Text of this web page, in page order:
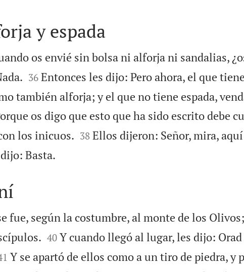
y espada
os envié sin bolsa ni alforja ni sandalias,

36 Entonces les dijo: Pero ahora, el que
también alforja; y el que no tiene espada,
os digo que esto que ha sido escrito debe
los inicuos.
38 Ellos dijeron: Señor, mira,
Basta.
fue, según la costumbre, al monte de los

40 Y cuando llegó al lugar, les dijo:
Y se apartó de ellos como a un tiro de piedra, y